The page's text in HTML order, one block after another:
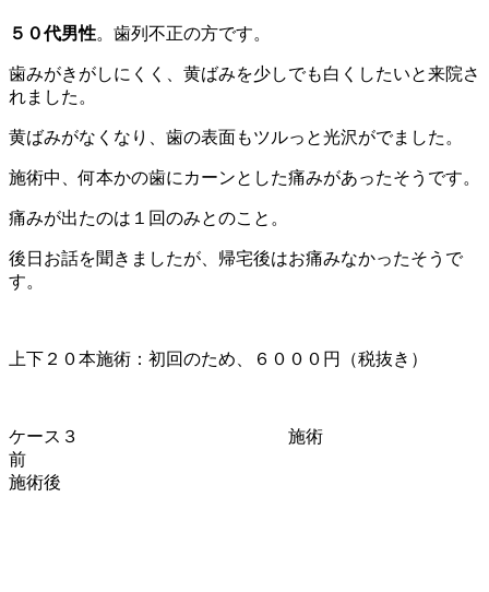
５０代男性。歯列不正の方です。
歯みがきがしにくく、黄ばみを少しでも白くしたいと来院さ
れました。
黄ばみがなくなり、歯の表面もツルっと光沢がでました。
施術中、何本かの歯にカーンとした痛みがあったそうです。
痛みが出たのは１回のみとのこと。
後日お話を聞きましたが、帰宅後はお痛みなかったそうで
す。
上下２０本施術：初回のため、６０００円（税抜き）
ケース３ 施術
施術後